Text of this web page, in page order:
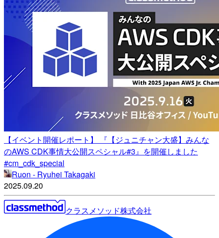
【イベント開催レポート】 『【ジュニチャン大盛】みんな
のAWS CDK事情大公開スペシャル#3』を開催しました
#cm_cdk_special
Ruon - Ryuhei Takagaki
2025.09.20
クラスメソッド株式会社